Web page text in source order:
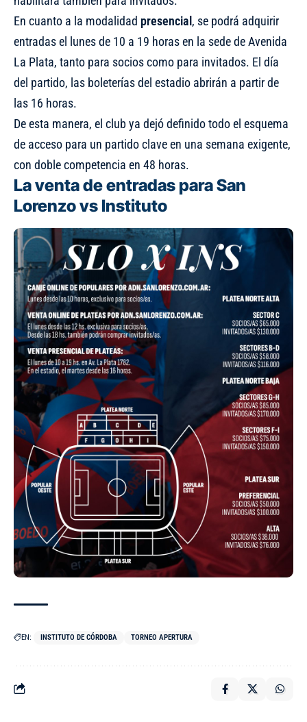
En cuanto a la modalidad presencial , se podrá adquirir
entradas el lunes de 10 a 19 horas en la sede de Avenida
La Plata, tanto para socios como para invitados. El día
del partido, las boleterías del estadio abrirán a partir de
las 16 horas.
De esta manera, el club ya dejó definido todo el esquema
de acceso para un partido clave en una semana exigente,
con doble competencia en 48 horas.
La venta de entradas para San
Lorenzo vs Instituto
EN: INSTITUTO DE CÓRDOBA TORNEO APERTURA